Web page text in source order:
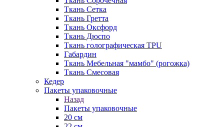
Ткань Сетка
Ткань Гретта
Ткань Оксфорд
Ткань Дюспо
Ткань голографическая TPU
Габардин
Ткань Мебельная "мамбо" (рогожка)
Ткань Смесовая
Кедер
Пакеты упаковочные
Назад
Пакеты упаковочные
20 см